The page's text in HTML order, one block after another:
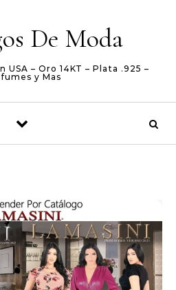
De Moda
– Oro 14KT – Plata .925 –
y Mas